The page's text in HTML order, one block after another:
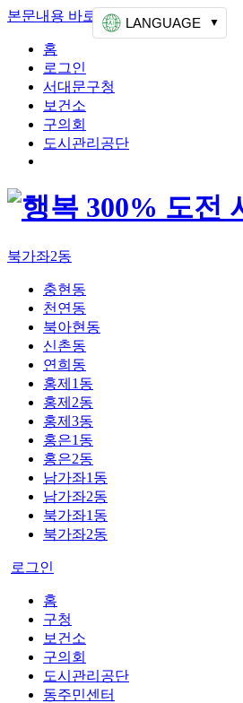
본문내용 바로가기 상단메뉴 가기
홈
로그인
서대문구청
보건소
구의회
도시관리공단
북가좌2동
충현동
천연동
북아현동
신촌동
연희동
홍제1동
홍제2동
홍제3동
홍은1동
홍은2동
남가좌1동
남가좌2동
북가좌1동
북가좌2동
로그인
LANGUAGE
홈
구청
보건소
구의회
도시관리공단
동주민센터